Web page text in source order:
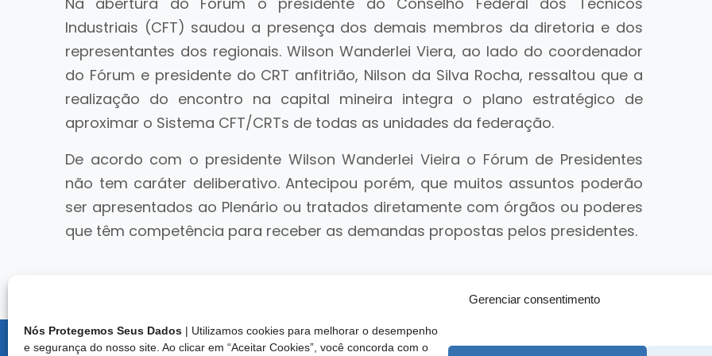
Gerenciar consentimento
Nós Protegemos Seus Dados | Utilizamos cookies para melhorar o desempenho
e segurança do nosso site. Ao clicar em “Aceitar Cookies”, você concorda com o
Industriais (CFT) saudou a presença dos demais membros da diretoria e dos
representantes dos regionais. Wilson Wanderlei Viera, ao lado do coordenador
do Fórum e presidente do CRT anfitrião, Nilson da Silva Rocha, ressaltou que a
realização do encontro na capital mineira integra o plano estratégico de
aproximar o Sistema CFT/CRTs de todas as unidades da federação.
De acordo com o presidente Wilson Wanderlei Vieira o Fórum de Presidentes
não tem caráter deliberativo. Antecipou porém, que muitos assuntos poderão
ser apresentados ao Plenário ou tratados diretamente com órgãos ou poderes
que têm competência para receber as demandas propostas pelos presidentes.
Endereço: SCS, Quadra 02, Bloco D, Ed. Oscar Niemeyer, 9º Andar CEP 70.316-